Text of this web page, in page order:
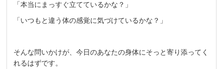
「本当にまっすぐ立てているかな？」
「いつもと違う体の感覚に気づけているかな？」
そんな問いかけが、今日のあなたの身体にそっと寄り添ってく
れるはずです。